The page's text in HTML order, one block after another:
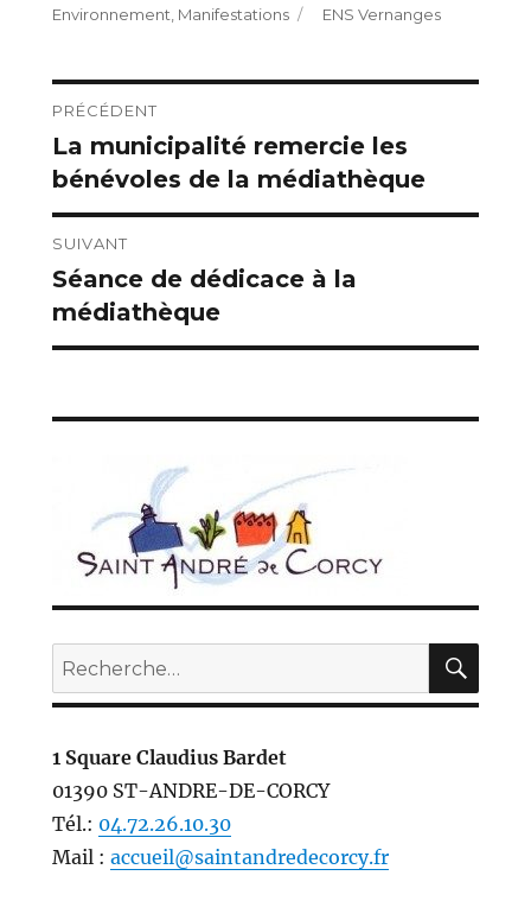
le
Environnement Manifestations Étiquettes
ENS Vernanges
Navigation
de
l’article
PRÉCÉDENT
Publication
précédente :
La municipalité remercie les
bénévoles de la médiathèque
SUIVANT
Publication
suivante :
Séance de dédicace à la
médiathèque
Recherche
pour :
1 Square Claudius Bardet
01390 ST-ANDRE-DE-CORCY
Tél.: 04.72.26.10.30
Mail : accueil@saintandredecorcy.fr